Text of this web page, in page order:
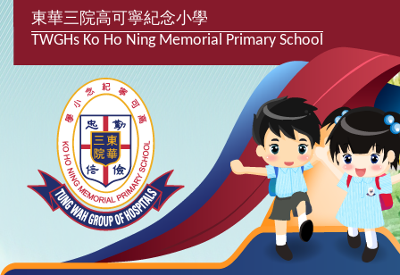
東華三院高可寧紀念小學
TWGHs Ko Ho Ning Memorial Primary School